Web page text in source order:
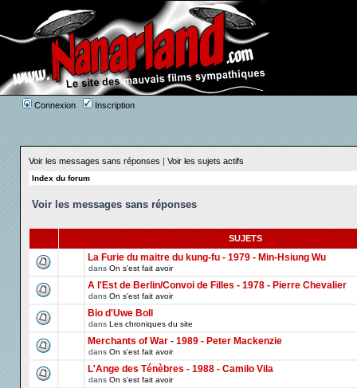
Connexion Inscription
Voir les messages sans réponses | Voir les sujets actifs
Index du forum
Voir les messages sans réponses
SUJETS
La Furie du maitre du kung-fu - 1979 - Min-Hsiung Wu
dans On s'est fait avoir
A l'Est de Berlin/Convoi de Filles - 1978 - Pierre Chevalier
dans On s'est fait avoir
Bio d'Uwe Boll
dans Les chroniques du site
Merchants of War - 1989 - Peter Mackenzie
dans On s'est fait avoir
L'Ange des Ténèbres - 1988 - Camilo Vila
dans On s'est fait avoir